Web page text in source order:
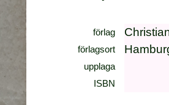
förlag
förlagsort
upplaga
ISBN